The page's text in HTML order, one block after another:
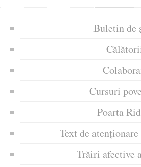
Buletin de
Cursuri
Poarta
Text de
Trăiri afective